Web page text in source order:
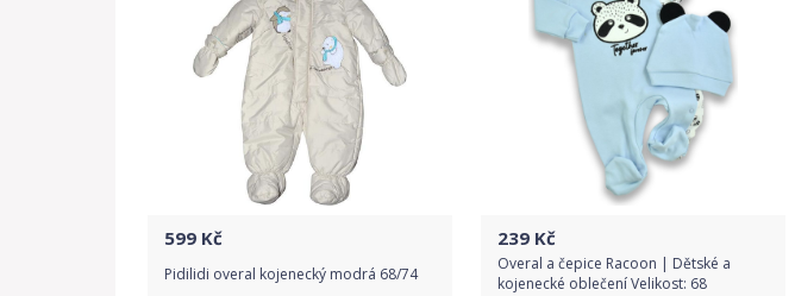
599 Kč
Pidilidi overal kojenecký modrá 68/74
239 Kč
Overal a čepice Racoon | Dětské a
kojenecké oblečení Velikost: 68